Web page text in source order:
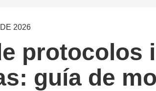
2026
protocolos
guía de